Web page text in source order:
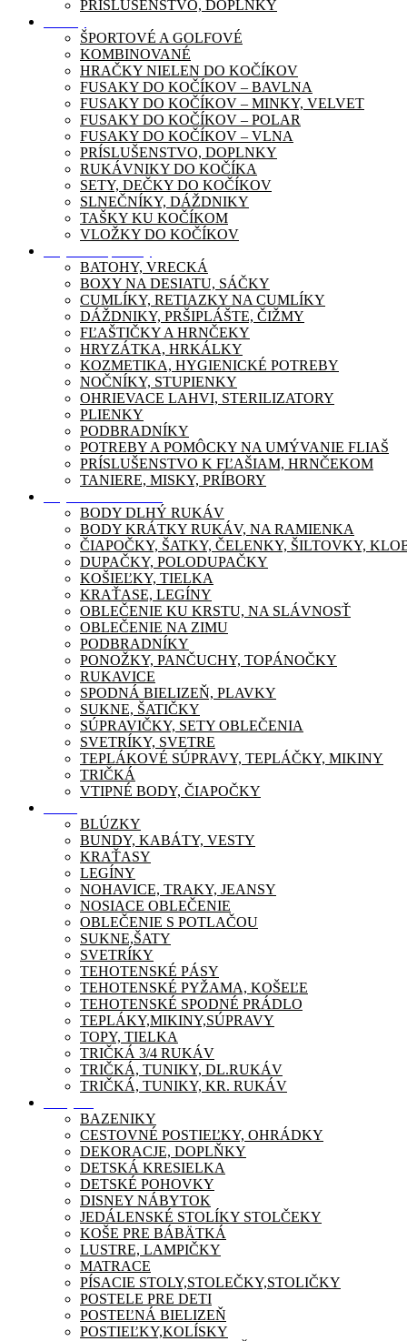
PRÍSLUŠENSTVO, DOPLNKY
ŠPORTOVÉ A GOLFOVÉ
KOMBINOVANÉ
HRAČKY NIELEN DO KOČÍKOV
FUSAKY DO KOČÍKOV – BAVLNA
FUSAKY DO KOČÍKOV – MINKY, VELVET
FUSAKY DO KOČÍKOV – POLAR
FUSAKY DO KOČÍKOV – VLNA
PRÍSLUŠENSTVO, DOPLNKY
RUKÁVNIKY DO KOČÍKA
SETY, DEČKY DO KOČÍKOV
SLNEČNÍKY, DÁŽDNIKY
TAŠKY KU KOČÍKOM
VLOŽKY DO KOČÍKOV
BATOHY, VRECKÁ
BOXY NA DESIATU, SÁČKY
CUMLÍKY, RETIAZKY NA CUMLÍKY
DÁŽDNIKY, PRŠIPLÁŠTE, ČIŽMY
FĽAŠTIČKY A HRNČEKY
HRYZÁTKA, HRKÁLKY
KOZMETIKA, HYGIENICKÉ POTREBY
NOČNÍKY, STUPIENKY
OHRIEVACE LAHVI, STERILIZATORY
PLIENKY
PODBRADNÍKY
POTREBY A POMÔCKY NA UMÝVANIE FLIAŠ
PRÍSLUŠENSTVO K FĽAŠIAM, HRNČEKOM
TANIERE, MISKY, PRÍBORY
BODY DLHÝ RUKÁV
BODY KRÁTKY RUKÁV, NA RAMIENKA
ČIAPOČKY, ŠATKY, ČELENKY, ŠILTOVKY,
DUPAČKY, POLODUPAČKY
KOŠIEĽKY, TIELKA
KRAŤASE, LEGÍNY
OBLEČENIE KU KRSTU, NA SLÁVNOSŤ
OBLEČENIE NA ZIMU
PODBRADNÍKY
PONOŽKY, PANČUCHY, TOPÁNOČKY
RUKAVICE
SPODNÁ BIELIZEŇ, PLAVKY
SUKNE, ŠATIČKY
SÚPRAVIČKY, SETY OBLEČENIA
SVETRÍKY, SVETRE
TEPLÁKOVÉ SÚPRAVY, TEPLÁČKY, MIKINY
TRIČKÁ
VTIPNÉ BODY, ČIAPOČKY
BLÚZKY
BUNDY, KABÁTY, VESTY
KRAŤASY
LEGÍNY
NOHAVICE, TRAKY, JEANSY
NOSIACE OBLEČENIE
OBLEČENIE S POTLAČOU
SUKNE,ŠATY
SVETRÍKY
TEHOTENSKÉ PÁSY
TEHOTENSKÉ PYŽAMA, KOŠEĽE
TEHOTENSKÉ SPODNÉ PRÁDLO
TEPLÁKY,MIKINY,SÚPRAVY
TOPY, TIELKA
TRIČKÁ 3/4 RUKÁV
TRIČKÁ, TUNIKY, DL.RUKÁV
TRIČKÁ, TUNIKY, KR. RUKÁV
BAZENIKY
CESTOVNÉ POSTIEĽKY, OHRÁDKY
DEKORACJE, DOPLŇKY
DETSKÁ KRESIELKA
DETSKÉ POHOVKY
DISNEY NÁBYTOK
JEDÁLENSKÉ STOLÍKY STOLČEKY
KOŠE PRE BÁBÄTKÁ
LUSTRE, LAMPIČKY
MATRACE
PÍSACIE STOLY,STOLEČKY,STOLIČKY
POSTELE PRE DETI
POSTEĽNÁ BIELIZEŇ
POSTIEĽKY,KOLÍSKY